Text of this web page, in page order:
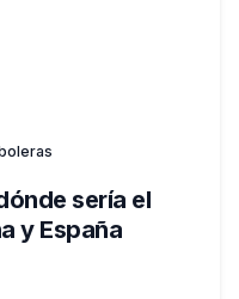
sería el
y España